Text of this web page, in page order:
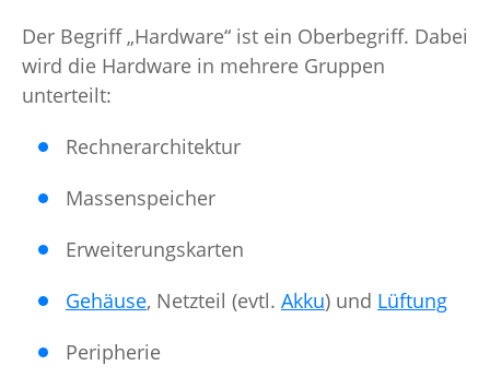
Der Begriff „Hardware“ ist ein Oberbegriff. Dabei
wird die Hardware in mehrere Gruppen
unterteilt:
Rechnerarchitektur
Massenspeicher
Erweiterungskarten
Gehäuse, Netzteil (evtl. Akku) und Lüftung
Peripherie